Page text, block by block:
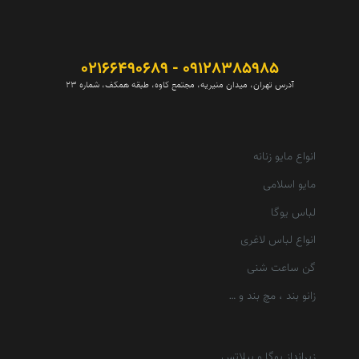
09128385985 - 02166490689
آدرس تهران، میدان منیریه، مجتمع کاوه، طبقه همکف، شماره 23
انواع مایو زنانه
مایو اسلامی
لباس یوگا
انواع لباس لاغری
گن ساعت شنی
زانو بند ، مچ بند و …